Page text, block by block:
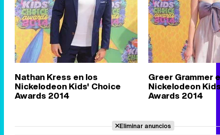
Nathan Kress en los
Nickelodeon Kids' Choice
Awards 2014
Greer Grammer
Nickelodeon
Awards 2014
Eliminar anuncios